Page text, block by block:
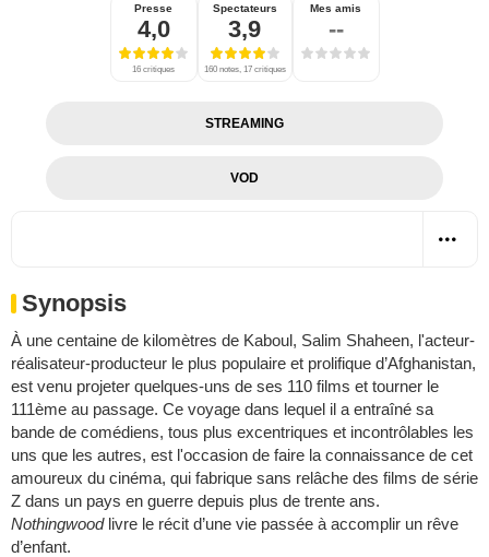
Presse
4,0
16 critiques
Spectateurs
3,9
160 notes, 17 critiques
Mes amis
--
STREAMING
VOD
Synopsis
À une centaine de kilomètres de Kaboul, Salim Shaheen, l'acteur-
réalisateur-producteur le plus populaire et prolifique d’Afghanistan,
est venu projeter quelques-uns de ses 110 films et tourner le
111ème au passage. Ce voyage dans lequel il a entraîné sa
bande de comédiens, tous plus excentriques et incontrôlables les
uns que les autres, est l'occasion de faire la connaissance de cet
amoureux du cinéma, qui fabrique sans relâche des films de série
Z dans un pays en guerre depuis plus de trente ans.
Nothingwood livre le récit d’une vie passée à accomplir un rêve
d’enfant.